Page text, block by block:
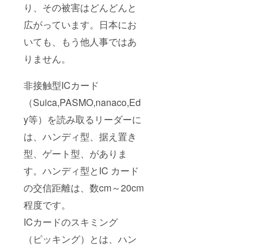
り、その被害はどんどんと
広がっています。日本にお
いても、もう他人事ではあ
りません。
非接触型ICカード
（Suica,PASMO,nanaco,Ed
y等）を読み取るリーダーに
は、ハンディ型、据え置き
型、ゲート型、がありま
す。ハンディ型とIC カード
の交信距離は、数cm～20cm
程度です。
ICカードのスキミング
（ピッキング）とは、ハン